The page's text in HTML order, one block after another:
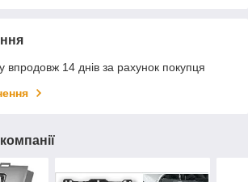
впродовж 14 днів за рахунок покупця